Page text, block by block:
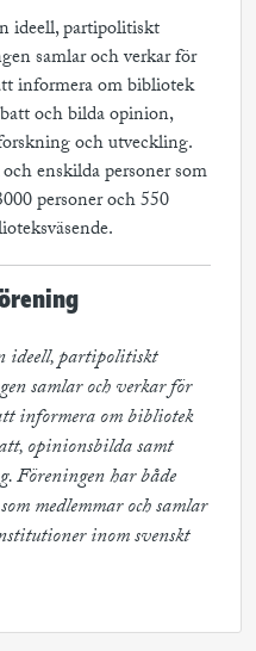
ideell, partipolitiskt
samlar och verkar för
informera om bibliotek
och bilda opinion,
och utveckling.
enskilda personer som
personer och 550
ideell, partipolitiskt
samlar och verkar för
informera om bibliotek
opinionsbilda samt
Föreningen har både
medlemmar och samlar
inom svenskt